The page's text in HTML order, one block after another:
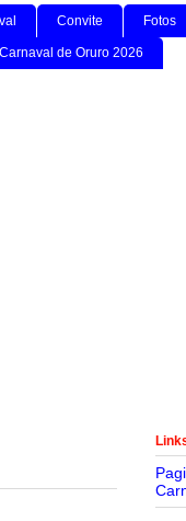
Convite Fotos
de Oruro 2026